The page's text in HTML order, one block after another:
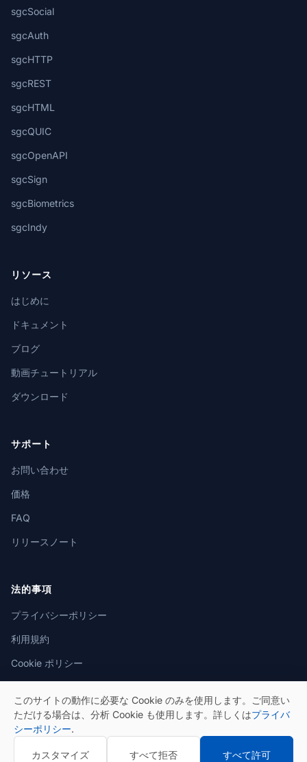
sgcSocial
sgcAuth
sgcHTTP
sgcREST
sgcHTML
sgcQUIC
sgcOpenAPI
sgcSign
sgcBiometrics
sgcIndy
リソース
はじめに
ドキュメント
ブログ
動画チュートリアル
ダウンロード
サポート
お問い合わせ
価格
FAQ
リリースノート
法的事項
プライバシーポリシー
利用規約
Cookie ポリシー
© 2026 eSeGeCe. All rights reserved.
このサイトの動作に必要な Cookie のみを使用します。ご同意い
ただける場合は、分析 Cookie も使用します。詳しくはプライバ
シーポリシー.
カスタマイズ すべて拒否 すべて許可